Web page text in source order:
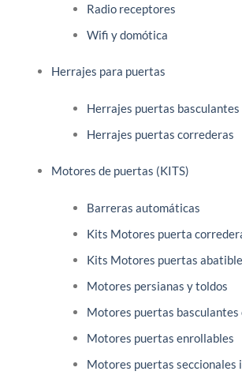
Radio receptores
Wifi y domótica
Herrajes para puertas
Herrajes puertas basculantes
Herrajes puertas correderas
Motores de puertas (KITS)
Barreras automáticas
Kits Motores puerta
Kits Motores puertas
Motores persianas y toldos
Motores puertas basculantes
Motores puertas enrollables
Motores puertas seccionales